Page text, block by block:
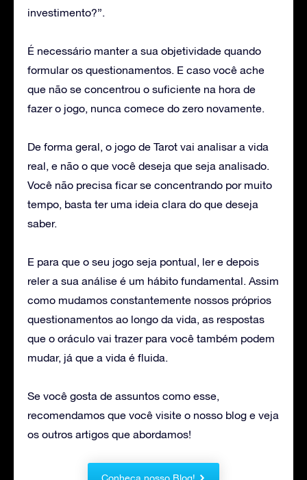
investimento?”.
É necessário manter a sua objetividade quando
formular os questionamentos. E caso você ache
que não se concentrou o suficiente na hora de
fazer o jogo, nunca comece do zero novamente.
De forma geral, o jogo de Tarot vai analisar a vida
real, e não o que você deseja que seja analisado.
Você não precisa ficar se concentrando por muito
tempo, basta ter uma ideia clara do que deseja
saber.
E para que o seu jogo seja pontual, ler e depois
reler a sua análise é um hábito fundamental. Assim
como mudamos constantemente nossos próprios
questionamentos ao longo da vida, as respostas
que o oráculo vai trazer para você também podem
mudar, já que a vida é fluida.
Se você gosta de assuntos como esse,
recomendamos que você visite o nosso blog e veja
os outros artigos que abordamos!